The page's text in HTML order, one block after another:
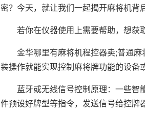
密？今天，就让我们一起揭开麻将机背
若你在仪器使用上需要帮助，想获
金华哪里有麻将机程控器卖;普通
装操作就能实现控制麻将牌功能的设备
蓝牙或无线信号控制原理：一些智
件预设好牌型等指令，发送信号给控牌